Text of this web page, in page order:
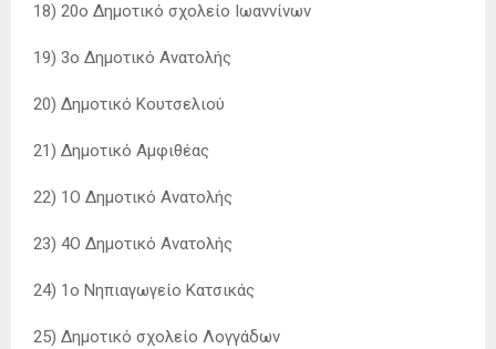
18) 20ο Δημοτικό σχολείο Ιωαννίνων
19) 3ο Δημοτικό Ανατολής
20) Δημοτικό Κουτσελιού
21) Δημοτικό Αμφιθέας
22) 1Ο Δημοτικό Ανατολής
23) 4Ο Δημοτικό Ανατολής
24) 1ο Νηπιαγωγείο Κατσικάς
25) Δημοτικό σχολείο Λογγάδων